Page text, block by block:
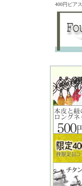
400円ピア